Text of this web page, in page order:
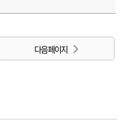
다음 페이지